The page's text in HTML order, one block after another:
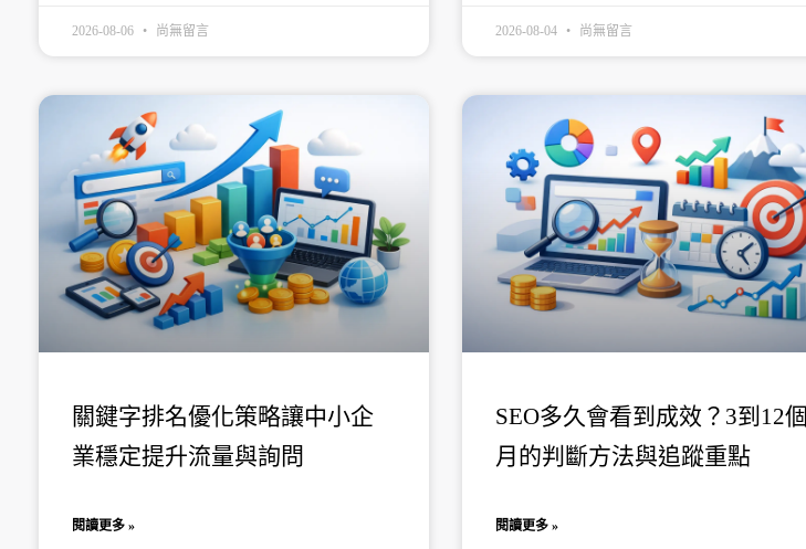
2026-08-06 尚無留言 2026-08-04 尚無留言
關鍵字排名優化策略讓中小企
業穩定提升流量與詢問
閱讀更多 »
SEO多久會看到成效？3到12個
月的判斷方法與追蹤重點
閱讀更多 »